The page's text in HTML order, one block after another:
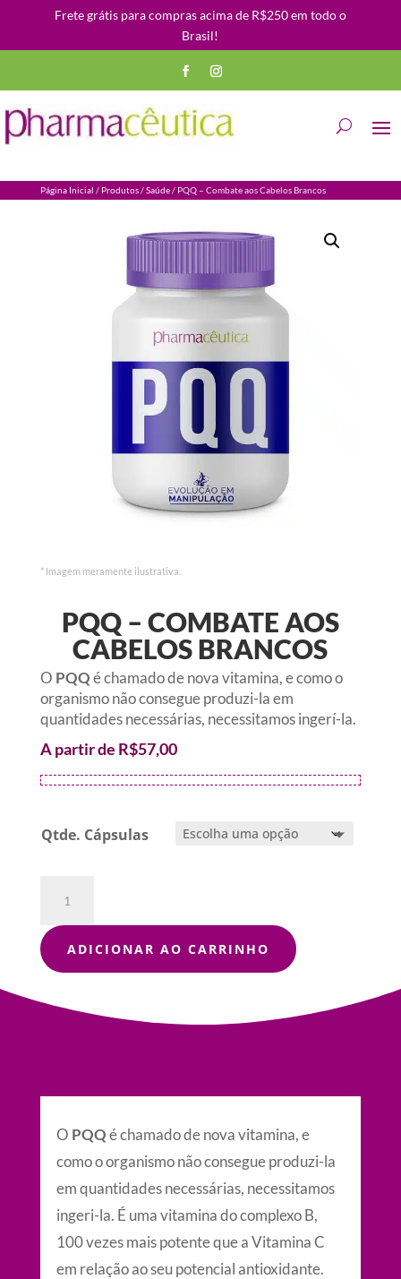
Frete grátis para compras acima de R$250 em todo o
Brasil!
Página Inicial / Produtos/Saúde/ PQQ – Combate aos Cabelos Brancos
* Imagem meramente ilustrativa.
PQQ – COMBATE AOS
CABELOS BRANCOS
O PQQé chamado de nova vitamina, e como o
organismo não consegue produzi-la em
quantidades necessárias, necessitamos ingerí-la.
A partir de R$57,00
Qtde. Cápsulas
Combate
aos
Cabelos
quantidade
ADICIONAR AO CARRINHO
O PQQé chamado de nova vitamina, e
como o organismo não consegue produzi-la
em quantidades necessárias, necessitamos
ingeri-la. É uma vitamina do complexo B,
100 vezes mais potente que a Vitamina C
em relação ao seu potencial antioxidante.